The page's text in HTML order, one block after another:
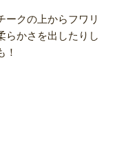
ークの上からフワリ
らかさを出したりし
！